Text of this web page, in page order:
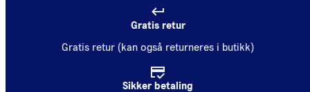
Gratis retur
Gratis retur (kan også returneres i butikk)
Sikker betaling